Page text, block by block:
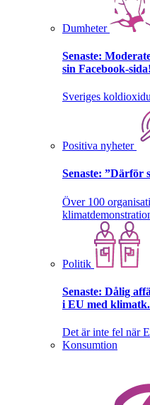
Dumheter
Senaste:
sin Facebook-sida!
Sveriges
Positiva nyheter
Senaste: ”Därför
Över 100
Politik
Senaste: Dålig
i EU med
Det är inte fel när
Konsumtion